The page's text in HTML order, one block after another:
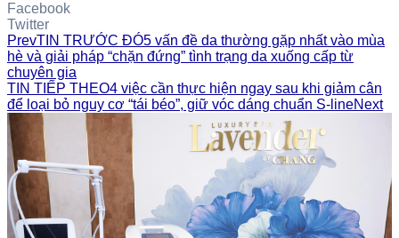
Facebook
Twitter
PrevTIN TRƯỚC ĐÓ5 vấn đề da thường gặp nhất vào mùa
hè và giải pháp “chặn đứng” tình trạng da xuống cấp từ
chuyên gia
TIN TIẾP THEO4 việc cần thực hiện ngay sau khi giảm cân
để loại bỏ nguy cơ “tái béo”, giữ vóc dáng chuẩn S-lineNext